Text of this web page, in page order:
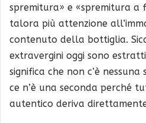
spremitura» e «spremitura a
talora più attenzione
contenuto della bottiglia.
extravergini oggi sono
significa che non c’è
ce n’è una seconda perché
autentico deriva